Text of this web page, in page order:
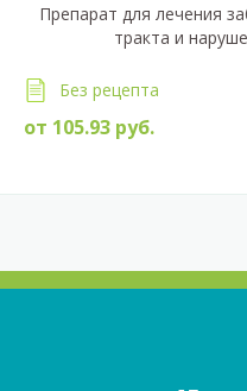
Препарат для лечения
тракта и
Без рецепта
от 105.93 руб.